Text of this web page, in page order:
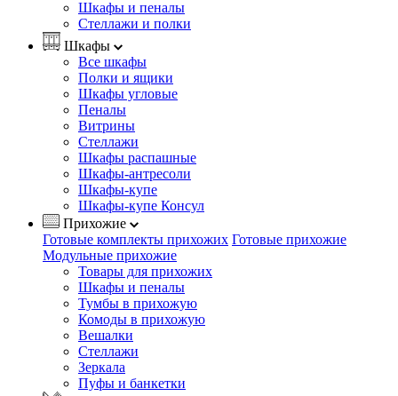
Шкафы и пеналы
Стеллажи и полки
Шкафы
Все шкафы
Полки и ящики
Шкафы угловые
Пеналы
Витрины
Стеллажи
Шкафы распашные
Шкафы-антресоли
Шкафы-купе
Шкафы-купе Консул
Прихожие
Готовые комплекты прихожих Готовые прихожие
Модульные прихожие
Товары для прихожих
Шкафы и пеналы
Тумбы в прихожую
Комоды в прихожую
Вешалки
Стеллажи
Зеркала
Пуфы и банкетки